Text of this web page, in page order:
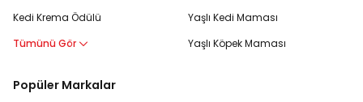
Kedi Krema Ödülü
Tümünü Gör
Yaşlı Kedi Maması
Yaşlı Köpek Maması
Popüler Markalar